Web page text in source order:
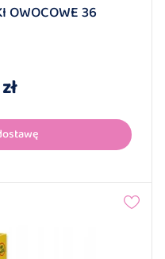
OWOCOWE 36